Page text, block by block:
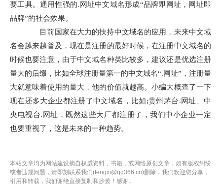
要工具。通用性强的.网址中文域名形成“品牌即网址，网址即
品牌”的社会效果。
目前国家在大力的扶持中文域名的应用，未来中文域
名会越来越普及，现在是注册的最好时候，在注册中文域名的
时候也要注意，由于中文域名种类比较多，建议还是优选注册
量大的后缀，比如全球注册量第一的中文域名“.网址”，注册量
大就意味着使用的量大，他的价值就越高。小编大概查了一下
现在还多大企业都注册了中文域名，比如;贵州茅台.网址、中
央电视台.网址，既然这些大厂都注册了，我们中小企业一定
也要重视了，这是未来的一种趋势。
本站文章均为 网站建设摘自权威资料，书籍，或网络原创文章，如有版权纠纷
或者违规问题，请即刻联系我们(tengxi@qq366.cn)删除，我们欢迎您分享，
引用和转载，我们谢绝直接复制和抄袭！感谢...